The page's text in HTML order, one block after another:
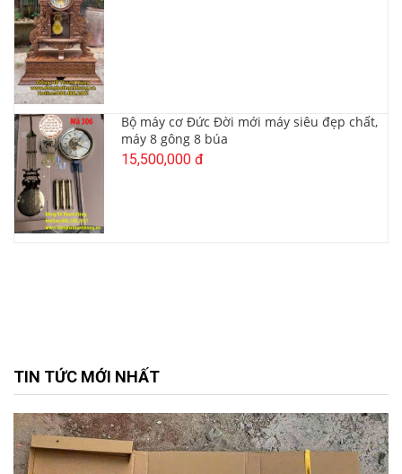
Bộ máy cơ Đức Đời mới máy siêu đẹp chất,
máy 8 gông 8 búa
15,500,000 đ
TIN TỨC MỚI NHẤT